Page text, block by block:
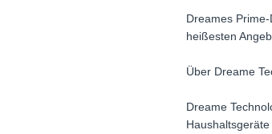
Dreames
heißesten
Über Dreame
Dreame